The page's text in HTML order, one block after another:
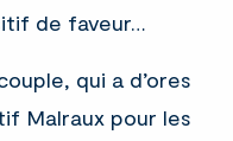
de faveur…
qui a d’ores
Malraux pour les